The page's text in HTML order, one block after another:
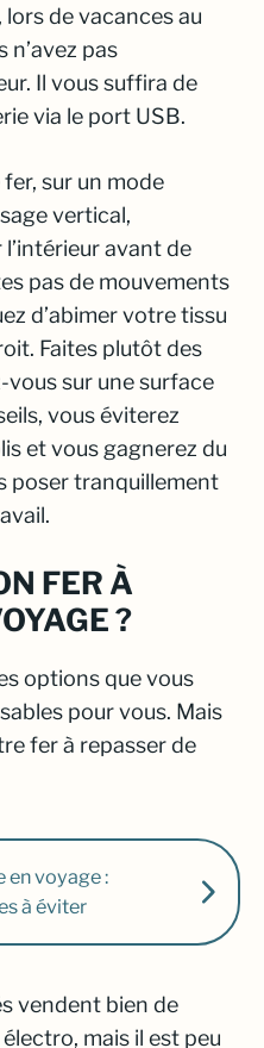
de vacances au
n’avez pas
Il vous suffira de
via le port USB.
sur un mode
vertical,
avant de
pas de mouvements
d’abimer votre tissu
Faites plutôt des
sur une surface
vous éviterez
et vous gagnerez du
poser tranquillement
FER À
?
options que vous
pour vous. Mais
fer à repasser de
en voyage :
à éviter
vendent bien de
mais il est peu